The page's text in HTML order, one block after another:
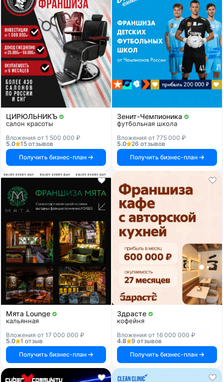
ЦИРЮЛЬНИКЪ
салон красоты
Вложения от 1 500 000 ₽
5.0
15 отзывов
Получить бизнес-план
Зенит-Чемпионика
футбольная школа
Вложения от 775 000 ₽
5.0
26 отзывов
Получить бизнес-план
Мята Lounge
кальянная
Вложения от 17 000 000 ₽
5.0
1 отзыв
Получить бизнес-план
Здрасте
кофейня
Вложения от 16 000 000 ₽
4.8
9 отзывов
Получить бизнес-план